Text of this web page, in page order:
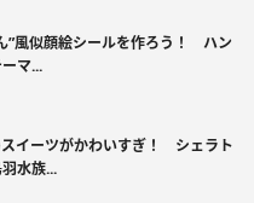
”風似顔絵シールを作ろう！ ハン
マ...
イーツがかわいすぎ！ シェラト
水族...